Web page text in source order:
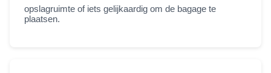
opslagruimte of iets gelijkaardig om de bagage te
plaatsen.